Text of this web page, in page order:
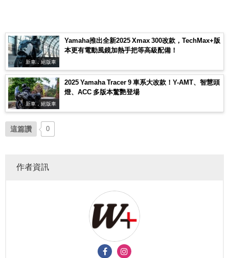
新車．絕版車
Yamaha推出全新2025 Xmax 300改款，TechMax+版
本更有電動風鏡加熱手把等高級配備！
新車．絕版車
2025 Yamaha Tracer 9 車系大改款！Y-AMT、智慧頭
燈、ACC 多版本驚艷登場
這篇讚 0
作者資訊